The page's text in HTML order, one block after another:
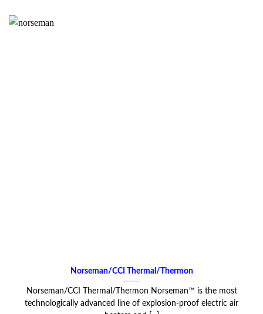
Norseman/CCI Thermal/Thermon
Norseman/CCI Thermal/Thermon Norseman™ is the most
technologically advanced line of explosion-proof electric air